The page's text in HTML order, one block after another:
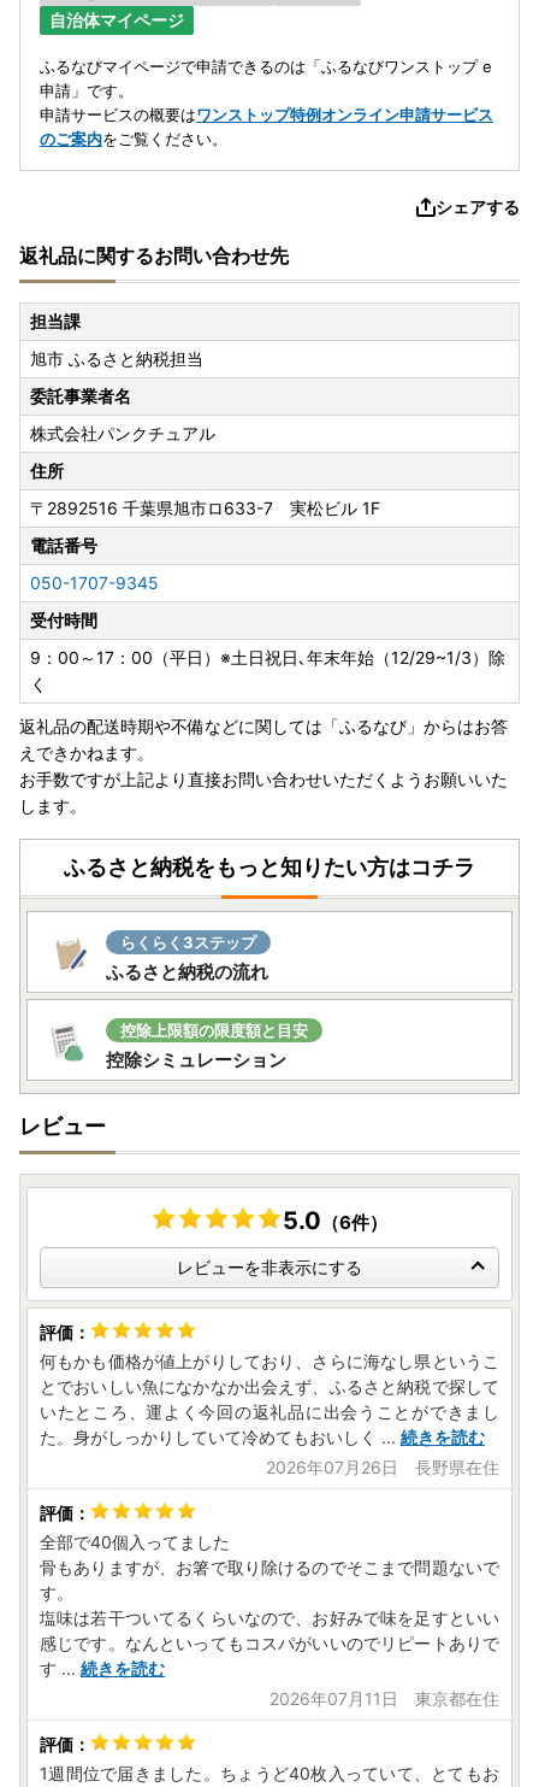
自治体マイページ
ふるなびマイページで申請できるのは「ふるなびワンストップ e
申請」です。
申請サービスの概要はワンストップ特例オンライン申請サービス
のご案内をご覧ください。
シェアする
返礼品に関するお問い合わせ先
担当課
旭市 ふるさと納税担当
委託事業者名
株式会社パンクチュアル
住所
〒2892516 千葉県旭市ロ633-7 実松ビル 1F
電話番号
050-1707-9345
受付時間
9：00～17：00（平日）※土日祝日､年末年始（12/29~1/3）除
く
返礼品の配送時期や不備などに関しては「ふるなび」からはお答
えできかねます。
お手数ですが上記より直接お問い合わせいただくようお願いいた
します。
ふるさと納税をもっと知りたい方はコチラ
らくらく3ステップ
ふるさと納税の流れ
控除上限額の限度額と目安
控除シミュレーション
レビュー
5.0 （6件）
レビューを非表示にする
何もかも価格が値上がりしており、さらに海なし県というこ
とでおいしい魚になかなか出会えず、ふるさと納税で探して
いたところ、運よく今回の返礼品に出会うことができまし
た。身がしっかりしていて冷めてもおいしく ... 続きを読む
2026年07月26日 長野県在住
全部で40個入ってました
骨もありますが、お箸で取り除けるのでそこまで問題ないで
す。
塩味は若干ついてるくらいなので、お好みで味を足すといい
感じです。なんといってもコスパがいいのでリピートありで
す ... 続きを読む
2026年07月11日 東京都在住
1週間位で届きました。ちょうど40枚入っていて、とてもお